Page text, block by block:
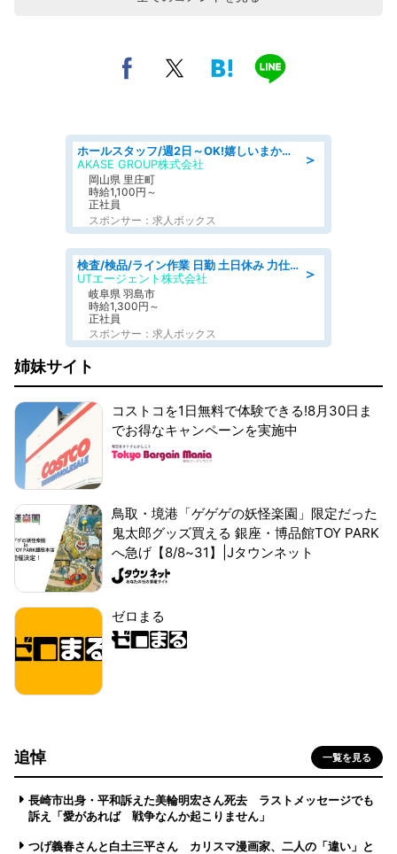
＞
ホールスタッフ/週2日～OK!嬉しいまかない付き/岡山県/浅口郡里庄町
AKASE GROUP株式会社
岡山県 里庄町
時給1,100円～
正社員
スポンサー：求人ボックス
＞
検査/検品/ライン作業 日勤 土日休み 力仕事ほぼなし 座り作業メイン 検品·検査
UTエージェント株式会社
岐阜県 羽島市
時給1,300円～
正社員
スポンサー：求人ボックス
姉妹サイト
コストコを1日無料で体験できる!8月30日ま
でお得なキャンペーンを実施中
鳥取・境港「ゲゲゲの妖怪楽園」限定だった
鬼太郎グッズ買える 銀座・博品館TOY PARK
へ急げ【8/8~31】|Jタウンネット
ゼロまる
追悼 一覧を見る
長崎市出身・平和訴えた美輪明宏さん死去 ラストメッセージでも
訴え「愛があれば 戦争なんか起こりません」
つげ義春さんと白土三平さん カリスマ漫画家、二人の「違い」と